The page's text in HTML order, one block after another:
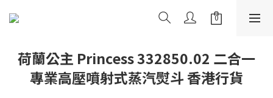
荷蘭公主 Princess 332850.02 二合一
專業高壓噴射式蒸汽熨斗 香港行貨